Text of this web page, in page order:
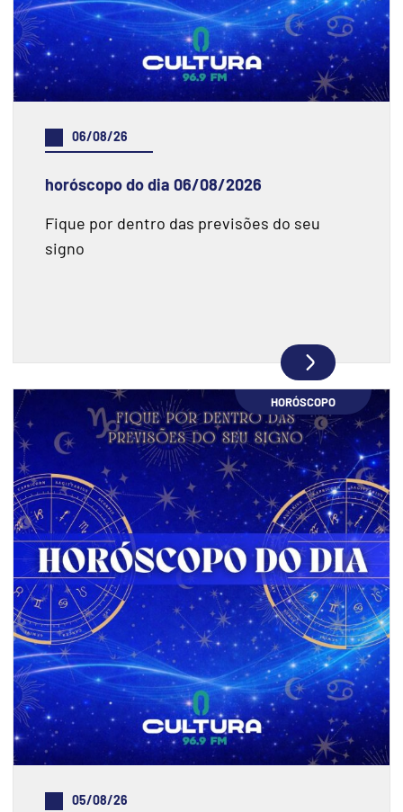
06/08/26
horóscopo do dia 06/08/2026
Fique por dentro das previsões do seu
signo
HORÓSCOPO
05/08/26